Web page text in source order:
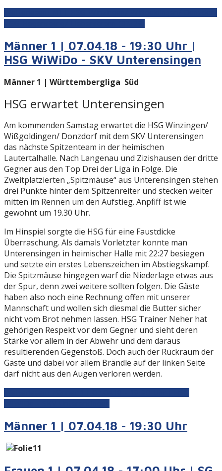
Männer 1 | 07.04.18 - 19:30 Uhr |
HSG WiWiDo - SKV Unterensingen
Männer 1 | Württembergliga Süd
HSG erwartet Unterensingen
Am kommenden Samstag erwartet die HSG Winzingen/
Wißgoldingen/ Donzdorf mit dem SKV Unterensingen
das nächste Spitzenteam in der heimischen
Lautertalhalle. Nach Langenau und Zizishausen der dritte
Gegner aus den Top Drei der Liga in Folge. Die
Zweitplatzierten „Spitzmäuse“ aus Unterensingen stehen
drei Punkte hinter dem Spitzenreiter und stecken weiter
mitten im Rennen um den Aufstieg. Anpfiff ist wie
gewohnt um 19.30 Uhr.
Im Hinspiel sorgte die HSG für eine Faustdicke
Überraschung. Als damals Vorletzter konnte man
Unterensingen in heimischer Halle mit 22:27 besiegen
und setzte ein erstes Lebenszeichen im Abstiegskampf.
Die Spitzmäuse hingegen warf die Niederlage etwas aus
der Spur, denn zwei weitere sollten folgen. Die Gäste
haben also noch eine Rechnung offen mit unserer
Mannschaft und wollen sich diesmal die Butter sicher
nicht vom Brot nehmen lassen. HSG Trainer Neher hat
gehörigen Respekt vor dem Gegner und sieht deren
Stärke vor allem in der Abwehr und dem daraus
resultierenden Gegenstoß. Doch auch der Rückraum der
Gäste und dabei vor allem Brändle auf der linken Seite
darf nicht aus den Augen verloren werden.
Männer 1 | 07.04.18 - 19:30 Uhr